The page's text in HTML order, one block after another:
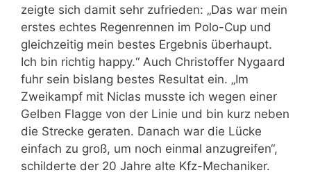
zeigte sich damit sehr zufrieden: „Das war mein
erstes echtes Regenrennen im Polo-Cup und
gleichzeitig mein bestes Ergebnis überhaupt.
Ich bin richtig happy.“ Auch Christoffer Nygaard
fuhr sein bislang bestes Resultat ein. „Im
Zweikampf mit Niclas musste ich wegen einer
Gelben Flagge von der Linie und bin kurz neben
die Strecke geraten. Danach war die Lücke
einfach zu groß, um noch einmal anzugreifen“,
schilderte der 20 Jahre alte Kfz-Mechaniker.